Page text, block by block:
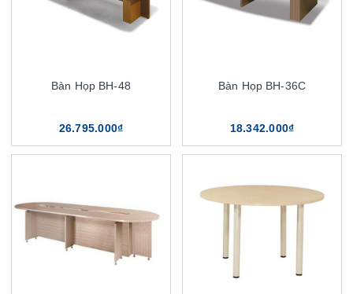
Bàn Họp BH-48
26.795.000₫
Bàn Họp BH-36C
18.342.000₫